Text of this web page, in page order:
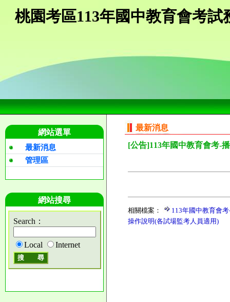
桃園考區113年國中教育會考試
網站選單
最新消息
管理區
網站搜尋
Search：
Local Internet
最新消息
[公告]113年國中教育會考-
相關檔案：
113年國中教育會
操作說明(各試場監考人員適用)